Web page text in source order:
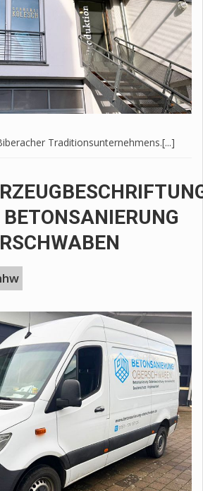
Traditionsunternehmens.[...]
BETONSANIERUNG